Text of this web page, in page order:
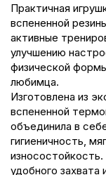
Практичная
вспененной
активные
улучшению
физической
любимца.
Изготовлена из
вспененной
объединила в
гигиеничность,
удобного захвата